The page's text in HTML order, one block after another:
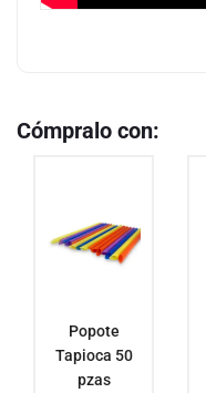
Cómpralo con:
Popote
Tapioca 50
pzas